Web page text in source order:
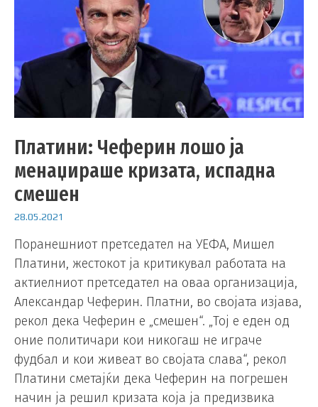
Платини: Чеферин лошо ја
менаџираше кризата, испадна
смешен
28.05.2021
Поранешниот претседател на УЕФА, Мишел
Платини, жестокот ја критикувал работата на
актиелниот претседател на оваа организација,
Александар Чеферин. Платни, во својата изјава,
рекол дека Чеферин е „смешен“. „Тој е еден од
оние политичари кои никогаш не играче
фудбал и кои живеат во својата слава“, рекол
Платини сметајќи дека Чеферин на погрешен
начин ја решил кризата која ја предизвика